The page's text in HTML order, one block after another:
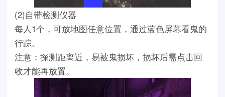
(2)自带检测仪器
每人1个，可放地图任意位置，通过蓝色屏幕看鬼的
行踪。
注意：探测距离近，易被鬼损坏，损坏后需点击回
收才能再放置。